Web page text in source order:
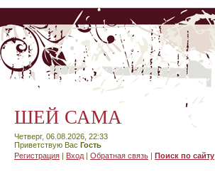
ШЕЙ САМА
Четверг, 06.08.2026, 22:33
Приветствую Вас Гость
Регистрация | Вход | Обратная связь | Поиск по сайту